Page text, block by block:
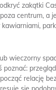
zakątki
centrum, a
wieczorny
relację